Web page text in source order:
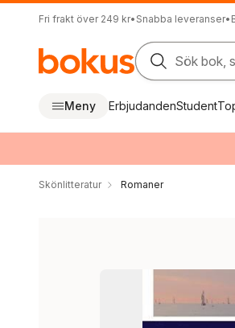
Fri frakt över 249 kr• Snabba leveranser•
Sök bok,
Meny ErbjudandenStudent
Skönlitteratur Romaner